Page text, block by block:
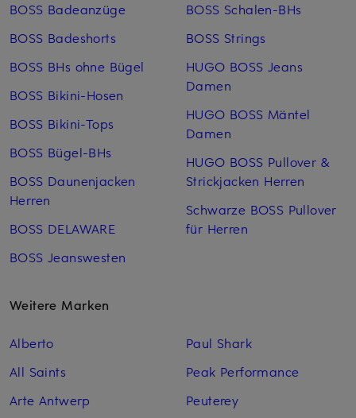
BOSS Badeanzüge
BOSS Badeshorts
BOSS BHs ohne Bügel
BOSS Bikini-Hosen
BOSS Bikini-Tops
BOSS Bügel-BHs
BOSS Daunenjacken
Herren
BOSS DELAWARE
BOSS Jeanswesten
BOSS Schalen-BHs
BOSS Strings
HUGO BOSS Jeans
Damen
HUGO BOSS Mäntel
Damen
HUGO BOSS Pullover &
Strickjacken Herren
Schwarze BOSS Pullover
für Herren
Weitere Marken
Alberto
All Saints
Arte Antwerp
Paul Shark
Peak Performance
Peuterey